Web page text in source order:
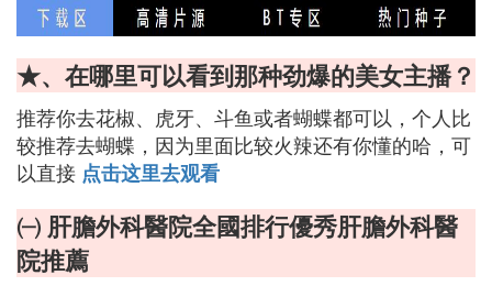
★、在哪里可以看到那种劲爆的美女主播？
推荐你去花椒、虎牙、斗鱼或者蝴蝶都可以，个人比
较推荐去蝴蝶，因为里面比较火辣还有你懂的哈，可
以直接 点击这里去观看
㈠ 肝膽外科醫院全國排行優秀肝膽外科醫
院推薦